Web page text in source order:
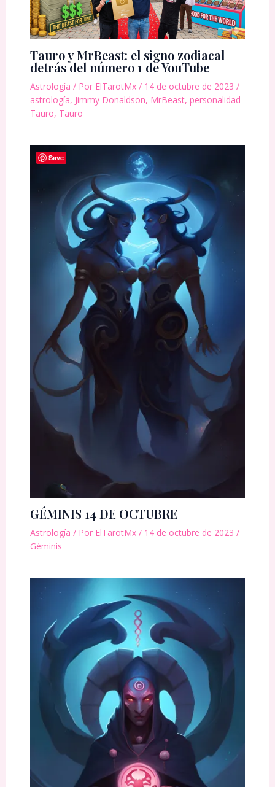
Tauro y MrBeast: el signo zodiacal
detrás del número 1 de YouTube
Astrología / Por ElTarotMx / 14 de octubre de 2023 /
astrología, Jimmy Donaldson, MrBeast, personalidad
Tauro, Tauro
GÉMINIS 14 DE OCTUBRE
Astrología / Por ElTarotMx / 14 de octubre de 2023 /
Géminis
Save